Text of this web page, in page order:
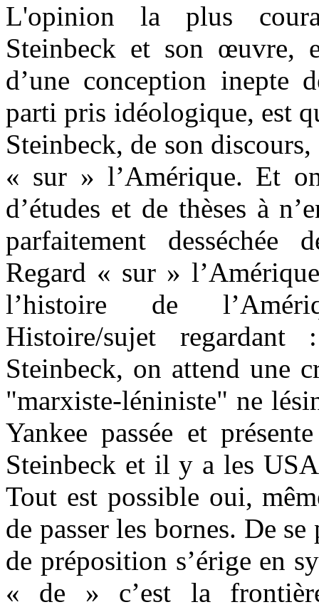
L'opinion la plus
Steinbeck et son œuvre,
d’une conception inepte
parti pris idéologique, est
Steinbeck, de son
« sur » l’Amérique. Et
d’études et de thèses à
parfaitement
Regard « sur »
l’histoire de
Histoire/sujet
Steinbeck, on attend une
"marxiste-léniniste" ne
Yankee passée et
Steinbeck et il y a les
Tout est possible oui,
de passer les bornes. De
de préposition s’érige en
« de » c’est la